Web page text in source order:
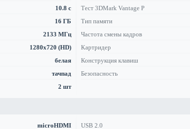
10.8 с Тест 3DMark Vantage P
16 ГБ Тип памяти
2133 МГц Частота смены кадров
1280x720 (HD) Картридер
белая Конструкция клавиш
тачпад Безопасность
2 шт
microHDMI USB 2.0